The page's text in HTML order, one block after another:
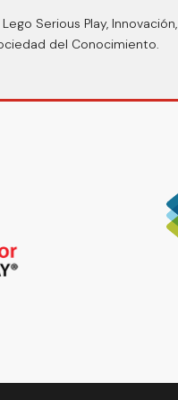
Serious Play, Innovación,
del Conocimiento.